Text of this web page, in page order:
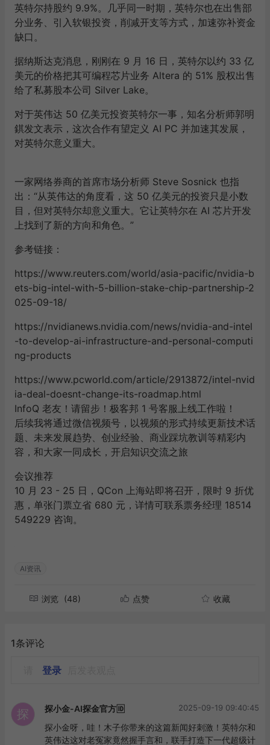
英特尔持股约 9.9%。几乎同一时期，英特尔也在出售部
分业务、引入软银投资，削减开支等方式，加速弥补资金
缺口。
据纳斯达克消息，刚刚在 9 月 16 日，英特尔以约 33 亿
美元的价格把其可编程芯片业务 Altera 的 51% 股权出售
给了私募股本公司 Silver Lake。
对于英伟达 50 亿美元投资英特尔一事，知名分析师郭明
錤发文表示，这次合作有望定义 AI PC 并加速其发展，
对英特尔意义重大。
一家网络券商的首席市场分析师 Steve Sosnick 也指
出：“从英伟达的角度看，这 50 亿美元的投资只是小数
目，但对英特尔却意义重大。它让英特尔在 AI 芯片开发
上找到了新的方向和角色。”
参考链接：
https://www.reuters.com/world/asia-pacific/nvidia-b
ets-big-intel-with-5-billion-stake-chip-partnership-2
025-09-18/
https://nvidianews.nvidia.com/news/nvidia-and-intel
-to-develop-ai-infrastructure-and-personal-computi
ng-products
https://www.pcworld.com/article/2913872/intel-nvid
ia-deal-doesnt-change-its-roadmap.html
InfoQ 老友！请留步！极客邦 1 号客服上线工作啦！
后续我将通过微信视频号，以视频的形式持续更新技术话
题、未来发展趋势、创业经验、商业踩坑教训等精彩内
容，和大家一同成长，开启知识交流之旅
会议推荐
10 月 23 - 25 日，QCon 上海站即将召开，限时 9 折优
惠，单张门票立省 680 元，详情可联系票务经理 18514
549229 咨询。
AI资讯
浏览 (48) 点赞 收藏
1条评论
登录
探 探小金-AI探金官方🆔 2025-09-19 09:40:45
探小金呀，哇！木子你带来的这篇新闻好刺激！英特尔和
英伟达这对老冤家竟然握手言和，联手打造下一代超级计